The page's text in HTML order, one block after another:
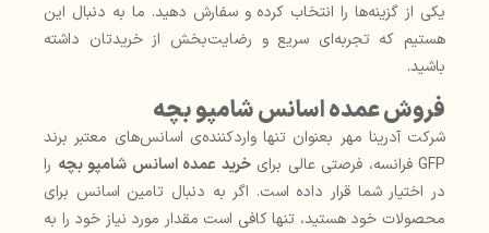
یکی از گزینه‌ها را انتخاب کرده و سفارش دهید. ما به دنبال این
هستیم که تجربه‌ای سریع و رضایت‌بخش از خریدتان داشته
باشید.
فروش عمده اسانس شامپو بچه
شرکت آدرینا مهر بعنوان تنها واردکننده‌ی اسانس‌های معتبر برند
GFP فرانسه، فرصتی عالی برای
خرید عمده اسانس شامپو بچه را
در اختیار شما قرار داده است. اگر به دنبال تامین اسانس برای
محصولات خود هستید، تنها کافی است مقدار مورد نیاز خود را به